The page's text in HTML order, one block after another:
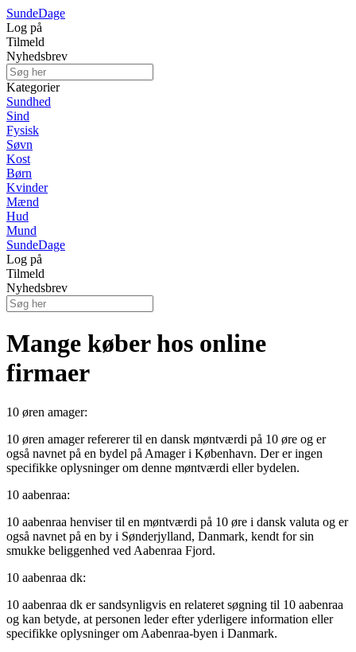
SundeDage
Log på
Tilmeld
Nyhedsbrev
Kategorier
Sundhed
Sind
Fysisk
Søvn
Kost
Børn
Kvinder
Mænd
Hud
Mund
SundeDage
Log på
Tilmeld
Nyhedsbrev
Mange køber hos online
firmaer
10 øren amager:
10 øren amager refererer til en dansk møntværdi på 10 øre og er
også navnet på en bydel på Amager i København. Der er ingen
specifikke oplysninger om denne møntværdi eller bydelen.
10 aabenraa:
10 aabenraa henviser til en møntværdi på 10 øre i dansk valuta og er
også navnet på en by i Sønderjylland, Danmark, kendt for sin
smukke beliggenhed ved Aabenraa Fjord.
10 aabenraa dk:
10 aabenraa dk er sandsynligvis en relateret søgning til 10 aabenraa
og kan betyde, at personen leder efter yderligere information eller
specifikke oplysninger om Aabenraa-byen i Danmark.